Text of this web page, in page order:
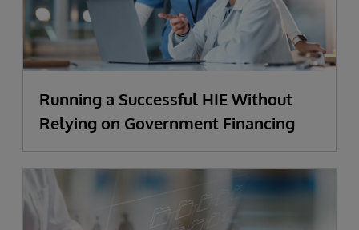
Running a Successful HIE Without
Relying on Government Financing